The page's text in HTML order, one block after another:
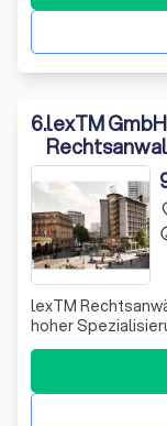
6.lexTM GmbH
lexTM
hoher
Unser Team
Branchen und
bis zu
Schwerpunkt